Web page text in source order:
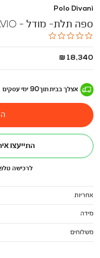
Polo Divani
ספה תלת- מודל - FLAVIO
החל
18,340 ₪
אצלך בביתתוך90 ימי עסקים
התייעצו
לרכישה טלפונית 073-
אחריות
מידה
משלוחים